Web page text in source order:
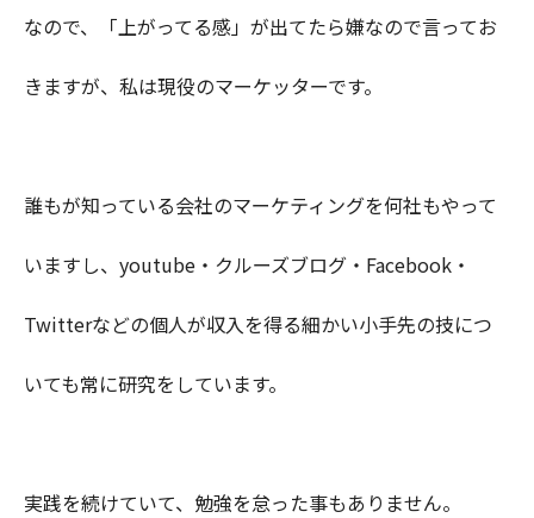
なので、「上がってる感」が出てたら嫌なので言ってお
きますが、私は現役のマーケッターです。
誰もが知っている会社のマーケティングを何社もやって
いますし、youtube・クルーズブログ・Facebook・
Twitterなどの個人が収入を得る細かい小手先の技につ
いても常に研究をしています。
実践を続けていて、勉強を怠った事もありません。